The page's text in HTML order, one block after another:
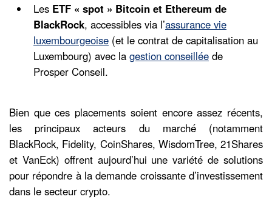
Les ETF « spot » Bitcoin et Ethereum de
BlackRock, accessibles via l’assurance vie
luxembourgeoise (et le contrat de capitalisation au
Luxembourg) avec la gestion conseillée de
Prosper Conseil.
Bien que ces placements soient encore assez récents,
les principaux acteurs du marché (notamment
BlackRock, Fidelity, CoinShares, WisdomTree, 21Shares
et VanEck) offrent aujourd’hui une variété de solutions
pour répondre à la demande croissante d’investissement
dans le secteur crypto.